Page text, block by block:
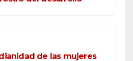
de las mujeres